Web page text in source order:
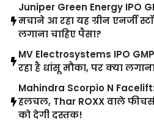
Juniper Green Energy IPO
मचाने आ रहा यह ग्रीन एनर्जी
लगाना चाहिए पैसा?
MV Electrosystems IPO
रहा है धांसू मौका, पर क्या
Mahindra Scorpio N
हलचल, Thar ROXX वाले
को देगी दस्तक!